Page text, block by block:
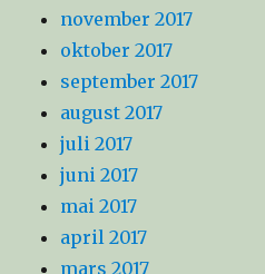
november 2017
oktober 2017
september 2017
august 2017
juli 2017
juni 2017
mai 2017
april 2017
mars 2017